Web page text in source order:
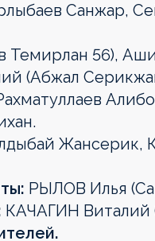
Санжар,
56),
(Абжал
Жансерик,
РЫЛОВ Илья
КАЧАГИН Виталий